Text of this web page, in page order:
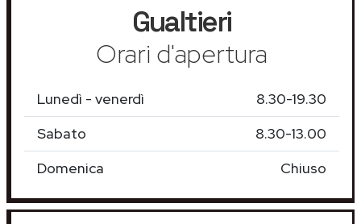
Gualtieri
Orari d'apertura
Lunedì - venerdì
8.30-19.30
Sabato
8.30-13.00
Domenica
Chiuso